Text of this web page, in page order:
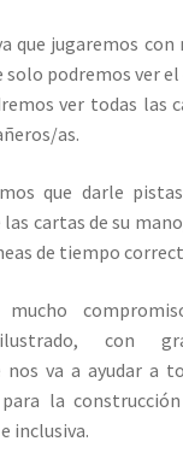
que jugaremos con
solo podremos ver
ver todas las
as.
que darle
cartas de su
de tiempo
mucho
ilustrado, con
nos va a ayudar a
la
inclusiva.